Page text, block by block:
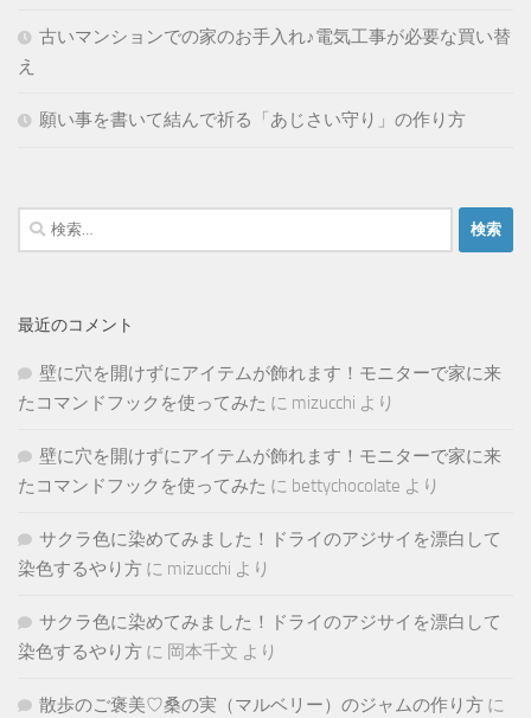
古いマンションでの家のお手入れ♪電気工事が必要な買い替
え
願い事を書いて結んで祈る「あじさい守り」の作り方
検
索:
最近のコメント
壁に穴を開けずにアイテムが飾れます！モニターで家に来
たコマンドフックを使ってみた に mizucchi より
壁に穴を開けずにアイテムが飾れます！モニターで家に来
たコマンドフックを使ってみた に bettychocolate より
サクラ色に染めてみました！ドライのアジサイを漂白して
染色するやり方 に mizucchi より
サクラ色に染めてみました！ドライのアジサイを漂白して
染色するやり方 に 岡本千文 より
散歩のご褒美♡桑の実（マルベリー）のジャムの作り方 に